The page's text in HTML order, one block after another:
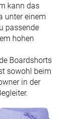
kann das
unter einem
passende
hohen
Boardshorts
sowohl beim
in der